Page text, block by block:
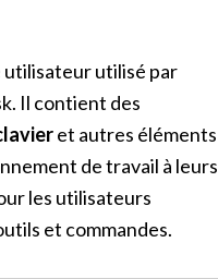
utilisateur utilisé par
Il contient des
et autres éléments
de travail à leurs
les utilisateurs
et commandes.